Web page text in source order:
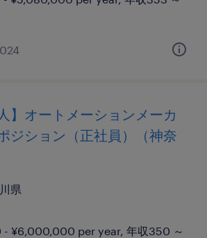
】オートメーションメーカ
ジション（正社員）（神奈
県
¥6,000,000 per year, 年収350 ～